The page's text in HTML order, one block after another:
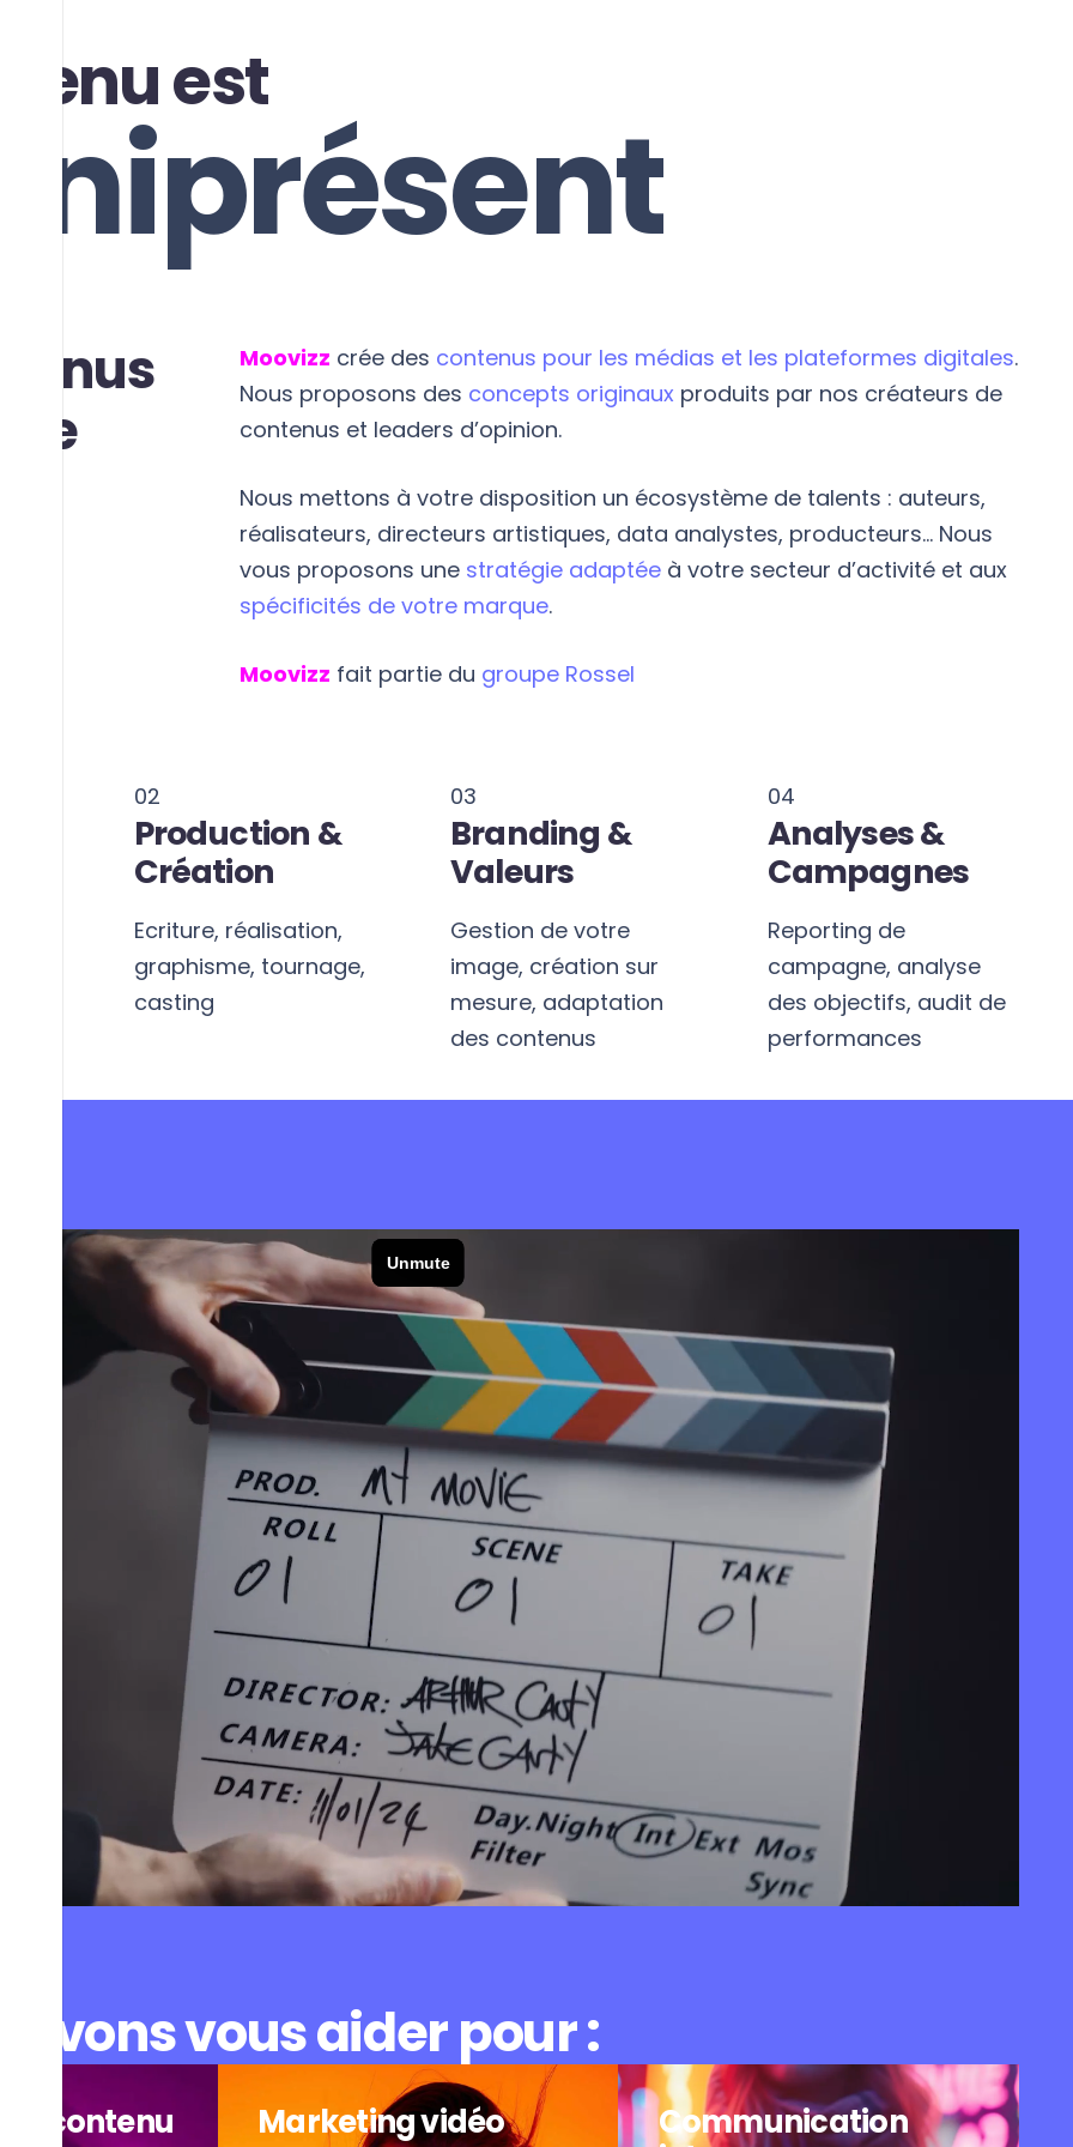
est
Moovizz crée des contenus pour les médias et les plateformes digitales.
Nous proposons des concepts originaux produits par nos créateurs de
contenus et leaders d’opinion.
Nous mettons à votre disposition un écosystème de talents : auteurs,
réalisateurs, directeurs artistiques, data analystes, producteurs… Nous
vous proposons une stratégie adaptéeà votre secteur d’activité et aux
spécificités de votre marque.
Moovizz fait partie du groupe Rossel
02
Production &
Création
Ecriture, réalisation,
graphisme, tournage,
casting
03
Branding &
Valeurs
Gestion de votre
image, création sur
mesure, adaptation
des contenus
04
Analyses &
Campagnes
Reporting de
campagne, analyse
des objectifs, audit de
performances
vous aider pour :
de contenu Marketing vidéo
Communication